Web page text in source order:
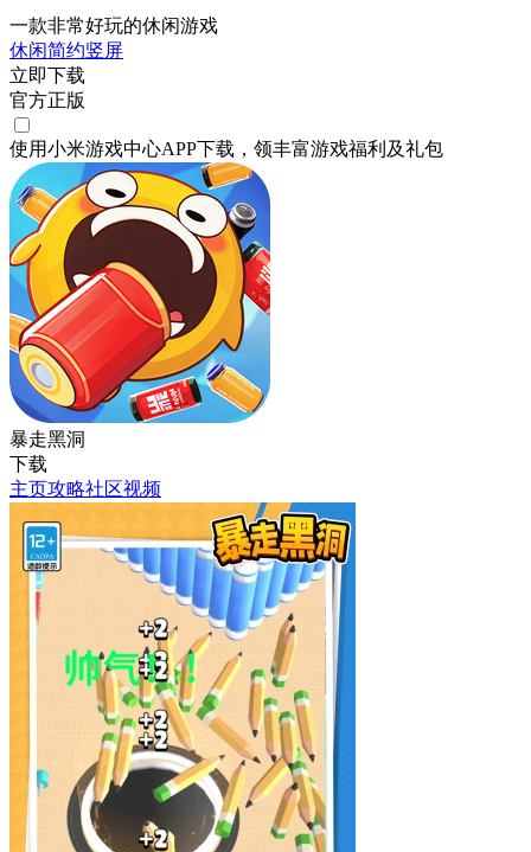
一款非常好玩的休闲游戏
休闲简约竖屏
立即下载
官方正版
使用小米游戏中心APP下载 ，领丰富游戏福利 及礼包
暴走黑洞
下载
主页攻略社区视频